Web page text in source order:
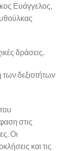
Ευάγγελος,
δράσεις.
δεξιοτήτων
στις
Οι
και τις